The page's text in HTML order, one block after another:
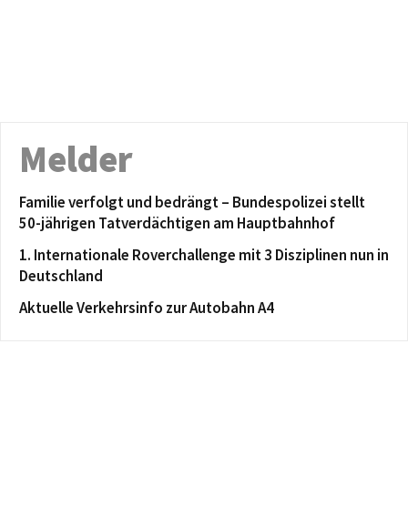
Melder
Familie verfolgt und bedrängt – Bundespolizei stellt
50-jährigen Tatverdächtigen am Hauptbahnhof
1. Internationale Roverchallenge mit 3 Disziplinen nun in
Deutschland
Aktuelle Verkehrsinfo zur Autobahn A4